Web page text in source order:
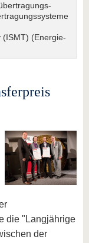
(ISMT) (Energie-
die "Langjährige
der